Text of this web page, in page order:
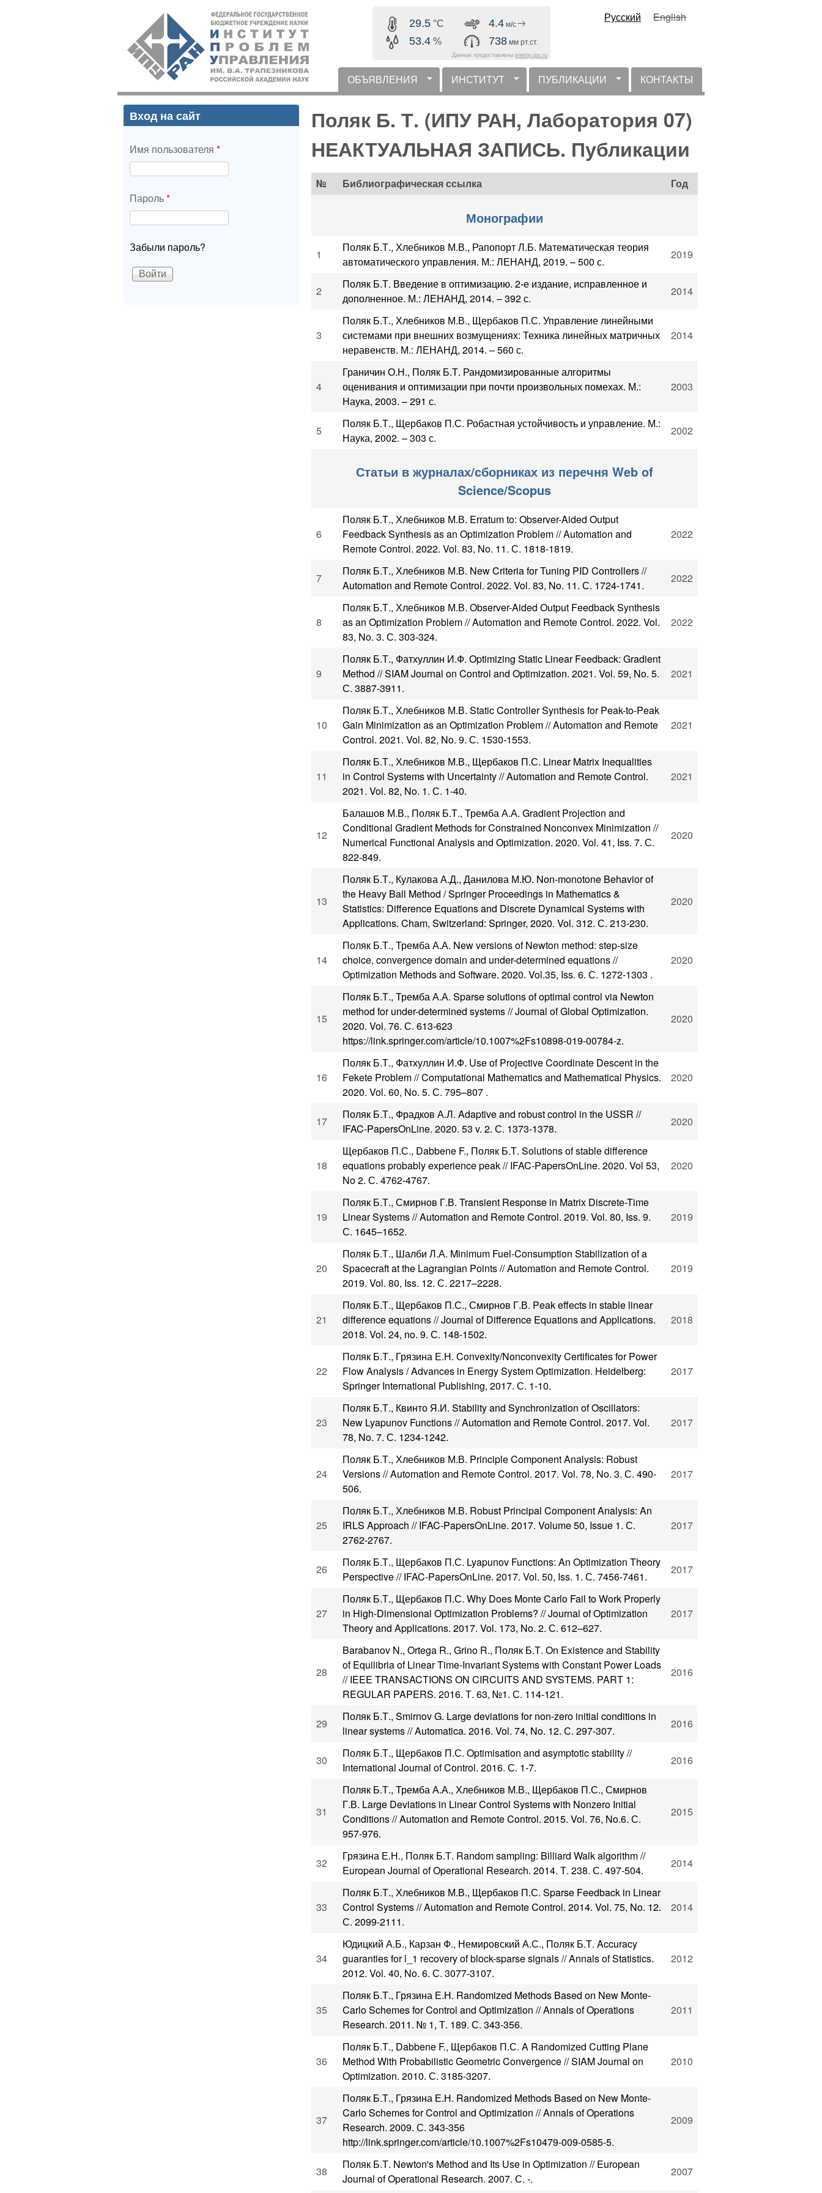
содержанию
ИПУ
РАН
29.5 °C
53.4 %
4.4 м/с
738 мм рт.ст.
Данные предоставлены energy.ipu.ru
Русский English
горизонтальное меню
ОБЪЯВЛЕНИЯ ИНСТИТУТ ПУБЛИКАЦИИ КОНТАКТЫ
Поляк Б. Т. (ИПУ РАН, Лаборатория 07)
НЕАКТУАЛЬНАЯ ЗАПИСЬ. Публикации
№ Библиографическая ссылка Год
Монографии
1
Поляк Б.Т., Хлебников М.В., Рапопорт Л.Б. Математическая теория
автоматического управления. М.: ЛЕНАНД, 2019. – 500 с.
2019
2
Поляк Б.Т. Введение в оптимизацию. 2-е издание, исправленное и
дополненное. М.: ЛЕНАНД, 2014. – 392 с.
2014
3
Поляк Б.Т., Хлебников М.В., Щербаков П.С. Управление линейными
системами при внешних возмущениях: Техника линейных матричных
неравенств. М.: ЛЕНАНД, 2014. – 560 с.
2014
4
Граничин О.Н., Поляк Б.Т. Рандомизированные алгоритмы
оценивания и оптимизации при почти произвольных помехах. М.:
Наука, 2003. – 291 с.
2003
5
Поляк Б.Т., Щербаков П.С. Робастная устойчивость и управление. М.:
Наука, 2002. – 303 с.
2002
Статьи в журналах/сборниках из перечня Web of
Science/Scopus
6
Поляк Б.Т., Хлебников М.В. Erratum to: Observer-Aided Output
Feedback Synthesis as an Optimization Problem // Automation and
Remote Control. 2022. Vol. 83, No. 11. С. 1818-1819.
2022
7
Поляк Б.Т., Хлебников М.В. New Criteria for Tuning PID Controllers //
Automation and Remote Control. 2022. Vol. 83, No. 11. С. 1724-1741.
2022
8
Поляк Б.Т., Хлебников М.В. Observer-Aided Output Feedback Synthesis
as an Optimization Problem // Automation and Remote Control. 2022. Vol.
83, No. 3. С. 303-324.
2022
9
Поляк Б.Т., Фатхуллин И.Ф. Optimizing Static Linear Feedback: Gradient
Method // SIAM Journal on Control and Optimization. 2021. Vol. 59, No. 5.
С. 3887-3911.
2021
10
Поляк Б.Т., Хлебников М.В. Static Controller Synthesis for Peak-to-Peak
Gain Minimization as an Optimization Problem // Automation and Remote
Control. 2021. Vol. 82, No. 9. С. 1530-1553.
2021
11
Поляк Б.Т., Хлебников М.В., Щербаков П.С. Linear Matrix Inequalities
in Control Systems with Uncertainty // Automation and Remote Control.
2021. Vol. 82, No. 1. С. 1-40.
2021
12
Балашов М.В., Поляк Б.Т., Тремба А.А. Gradient Projection and
Conditional Gradient Methods for Constrained Nonconvex Minimization //
Numerical Functional Analysis and Optimization. 2020. Vol. 41, Iss. 7. С.
822-849.
2020
13
Поляк Б.Т., Кулакова А.Д., Данилова М.Ю. Non-monotone Behavior of
the Heavy Ball Method / Springer Proceedings in Mathematics &
Statistics: Difference Equations and Discrete Dynamical Systems with
Applications. Cham, Switzerland: Springer, 2020. Vol. 312. С. 213-230.
2020
14
Поляк Б.Т., Тремба А.А. New versions of Newton method: step-size
choice, convergence domain and under-determined equations //
Optimization Methods and Software. 2020. Vol.35, Iss. 6. С. 1272-1303 .
2020
15
Поляк Б.Т., Тремба А.А. Sparse solutions of optimal control via Newton
method for under-determined systems // Journal of Global Optimization.
2020. Vol. 76. С. 613-623
https://link.springer.com/article/10.1007%2Fs10898-019-00784-z.
2020
16
Поляк Б.Т., Фатхуллин И.Ф. Use of Projective Coordinate Descent in the
Fekete Problem // Computational Mathematics and Mathematical Physics.
2020. Vol. 60, No. 5. С. 795–807 .
2020
17
Поляк Б.Т., Фрадков А.Л. Adaptive and robust control in the USSR //
IFAC-PapersOnLine. 2020. 53 v. 2. С. 1373-1378.
2020
18
Щербаков П.С., Dabbene F., Поляк Б.Т. Solutions of stable difference
equations probably experience peak // IFAC-PapersOnLine. 2020. Vol 53,
No 2. С. 4762-4767.
2020
19
Поляк Б.Т., Смирнов Г.В. Transient Response in Matrix Discrete-Time
Linear Systems // Automation and Remote Control. 2019. Vol. 80, Iss. 9.
С. 1645–1652.
2019
20
Поляк Б.Т., Шалби Л.А. Minimum Fuel-Consumption Stabilization of a
Spacecraft at the Lagrangian Points // Automation and Remote Control.
2019. Vol. 80, Iss. 12. С. 2217–2228.
2019
21
Поляк Б.Т., Щербаков П.С., Смирнов Г.В. Peak effects in stable linear
difference equations // Journal of Difference Equations and Applications.
2018. Vol. 24, no. 9. С. 148-1502.
2018
22
Поляк Б.Т., Грязина Е.Н. Convexity/Nonconvexity Certificates for Power
Flow Analysis / Advances in Energy System Optimization. Heidelberg:
Springer International Publishing, 2017. С. 1-10.
2017
23
Поляк Б.Т., Квинто Я.И. Stability and Synchronization of Oscillators:
New Lyapunov Functions // Automation and Remote Control. 2017. Vol.
78, No. 7. С. 1234-1242.
2017
24
Поляк Б.Т., Хлебников М.В. Principle Component Analysis: Robust
Versions // Automation and Remote Control. 2017. Vol. 78, No. 3. С. 490-
506.
2017
25
Поляк Б.Т., Хлебников М.В. Robust Principal Component Analysis: An
IRLS Approach // IFAC-PapersOnLine. 2017. Volume 50, Issue 1. С.
2762-2767.
2017
26
Поляк Б.Т., Щербаков П.С. Lyapunov Functions: An Optimization Theory
Perspective // IFAC-PapersOnLine. 2017. Vol. 50, Iss. 1. С. 7456-7461.
2017
27
Поляк Б.Т., Щербаков П.С. Why Does Monte Carlo Fail to Work Properly
in High-Dimensional Optimization Problems? // Journal of Optimization
Theory and Applications. 2017. Vol. 173, No. 2. С. 612–627.
2017
28
Barabanov N., Ortega R., Grino R., Поляк Б.Т. On Existence and Stability
of Equilibria of Linear Time-Invariant Systems with Constant Power Loads
// IEEE TRANSACTIONS ON CIRCUITS AND SYSTEMS. PART 1:
REGULAR PAPERS. 2016. Т. 63, №1. С. 114-121.
2016
29
Поляк Б.Т., Smirnov G. Large deviations for non-zero initial conditions in
linear systems // Automatica. 2016. Vol. 74, No. 12. С. 297-307.
2016
30
Поляк Б.Т., Щербаков П.С. Optimisation and asymptotic stability //
International Journal of Control. 2016. С. 1-7.
2016
31
Поляк Б.Т., Тремба А.А., Хлебников М.В., Щербаков П.С., Смирнов
Г.В. Large Deviations in Linear Control Systems with Nonzero Initial
Conditions // Automation and Remote Control. 2015. Vol. 76, No.6. С.
957-976.
2015
32
Грязина Е.Н., Поляк Б.Т. Random sampling: Billiard Walk algorithm //
European Journal of Operational Research. 2014. Т. 238. С. 497-504.
2014
33
Поляк Б.Т., Хлебников М.В., Щербаков П.С. Sparse Feedback in Linear
Control Systems // Automation and Remote Control. 2014. Vol. 75, No. 12.
С. 2099-2111.
2014
34
Юдицкий А.Б., Карзан Ф., Немировский А.С., Поляк Б.Т. Accuracy
guaranties for l_1 recovery of block-sparse signals // Annals of Statistics.
2012. Vol. 40, No. 6. С. 3077-3107.
2012
35
Поляк Б.Т., Грязина Е.Н. Randomized Methods Based on New Monte-
Carlo Schemes for Control and Optimization // Annals of Operations
Research. 2011. № 1, Т. 189. С. 343-356.
2011
36
Поляк Б.Т., Dabbene F., Щербаков П.С. A Randomized Cutting Plane
Method With Probabilistic Geometric Convergence // SIAM Journal on
Optimization. 2010. С. 3185-3207.
2010
37
Поляк Б.Т., Грязина Е.Н. Randomized Methods Based on New Monte-
Carlo Schemes for Control and Optimization // Annals of Operations
Research. 2009. С. 343-356
http://link.springer.com/article/10.1007%2Fs10479-009-0585-5.
2009
38
Поляк Б.Т. Newton's Method and Its Use in Optimization // European
Journal of Operational Research. 2007. С. -.
2007
Вход на сайт
Имя пользователя *
Пароль*
Забыли пароль?